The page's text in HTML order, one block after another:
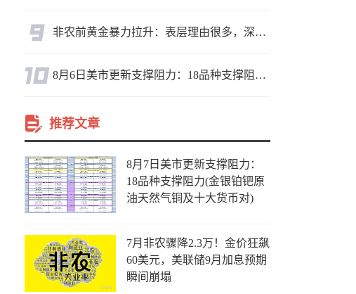
非农前黄金暴力拉升：表层理由很多，深层逻辑却让人困惑
8月6日美市更新支撑阻力：18品种支撑阻力(金银铂钯原油天然气铜及十大货币对)
推荐文章
8月7日美市更新支撑阻力：
18品种支撑阻力(金银铂钯原
油天然气铜及十大货币对)
7月非农骤降2.3万！金价狂飙
60美元，美联储9月加息预期
瞬间崩塌